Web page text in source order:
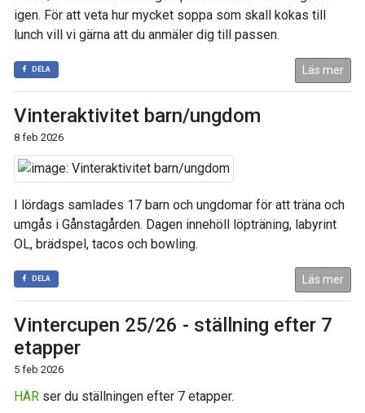
igen. För att veta hur mycket soppa som skall kokas till
lunch vill vi gärna att du anmäler dig till passen.
DELA Läs mer
Vinteraktivitet barn/ungdom
8 feb 2026
I lördags samlades 17 barn och ungdomar för att träna och
umgås i Gånstagården. Dagen innehöll löpträning, labyrint
OL, brädspel, tacos och bowling.
DELA Läs mer
Vintercupen 25/26 - ställning efter 7
etapper
5 feb 2026
HÄR ser du ställningen efter 7 etapper.